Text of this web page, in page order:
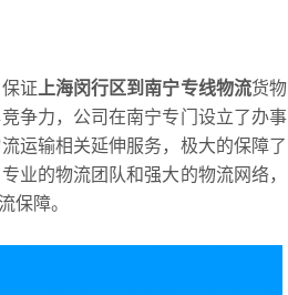
证 上海闵行区到南宁专线物流货物
争力，公司在南宁专门设立了办事
运输相关延伸服务，极大的保障了
业的物流团队和强大的物流网络，
保障。